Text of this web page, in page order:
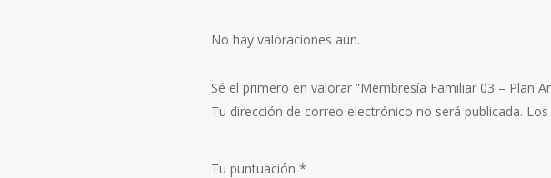
No hay valoraciones aún.
Sé el primero en valorar “Membresía Familiar 03 – Plan
Tu dirección de correo electrónico no será publicada.
Tu puntuación *